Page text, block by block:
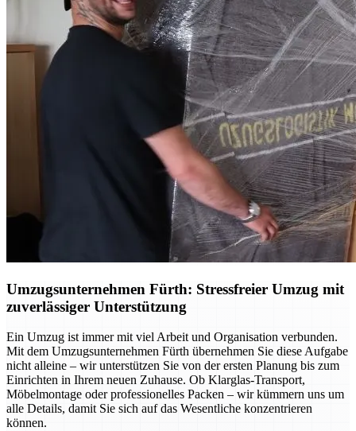
Umzugsunternehmen Fürth: Stressfreier Umzug mit
zuverlässiger Unterstützung
Ein Umzug ist immer mit viel Arbeit und Organisation verbunden.
Mit dem Umzugsunternehmen Fürth übernehmen Sie diese Aufgabe
nicht alleine – wir unterstützen Sie von der ersten Planung bis zum
Einrichten in Ihrem neuen Zuhause. Ob Klarglas-Transport,
Möbelmontage oder professionelles Packen – wir kümmern uns um
alle Details, damit Sie sich auf das Wesentliche konzentrieren
können.